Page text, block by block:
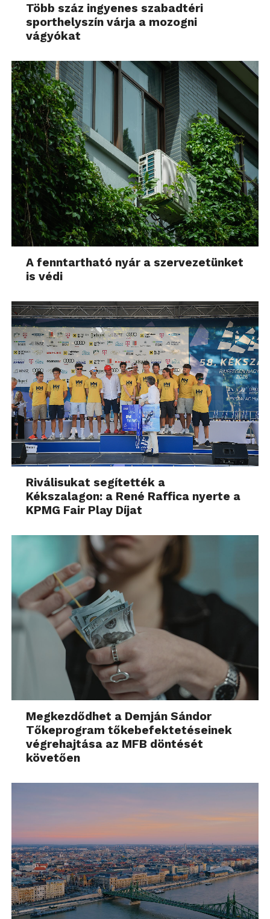
Több száz ingyenes szabadtéri
sporthelyszín várja a mozogni
vágyókat
A fenntartható nyár a szervezetünket
is védi
Riválisukat segítették a
Kékszalagon: a René Raffica nyerte a
KPMG Fair Play Díjat
Megkezdődhet a Demján Sándor
Tőkeprogram tőkebefektetéseinek
végrehajtása az MFB döntését
követően